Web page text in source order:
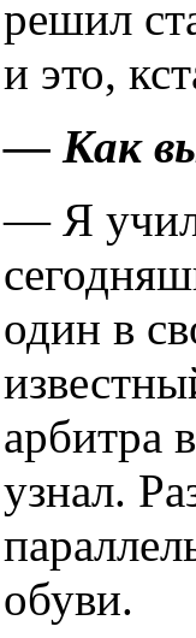
решил
и это,
— Как
— Я
один в
арбитра
узнал.
обуви.